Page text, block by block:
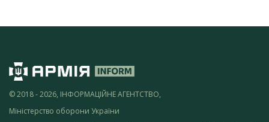
© 2018 - 2026, ІНФОРМАЦІЙНЕ АГЕНТСТВО,
Міністерство оборони України